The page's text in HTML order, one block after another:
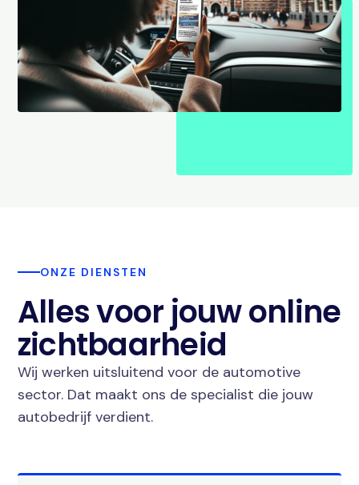
ONZE DIENSTEN
Alles voor jouw online
zichtbaarheid
Wij werken uitsluitend voor de automotive
sector. Dat maakt ons de specialist die jouw
autobedrijf verdient.